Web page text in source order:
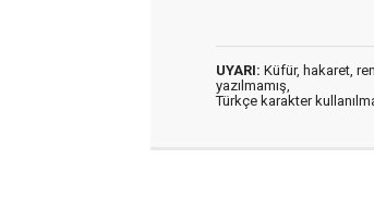
UYARI: Küfür, hakaret,
yazılmamış,
Türkçe karakter